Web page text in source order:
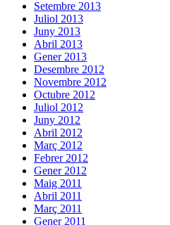
Setembre 2013
Juliol 2013
Juny 2013
Abril 2013
Gener 2013
Desembre 2012
Novembre 2012
Octubre 2012
Juliol 2012
Juny 2012
Abril 2012
Març 2012
Febrer 2012
Gener 2012
Maig 2011
Abril 2011
Març 2011
Gener 2011